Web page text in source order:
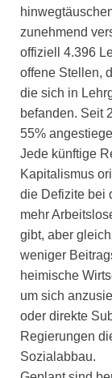
zunehmend
offiziell 4.396
offene Stellen,
die sich in
befanden. Seit
55%
Jede künftige
Kapitalismus
die Defizite bei
mehr
gibt, aber
weniger
heimische
um sich
oder direkte
Regierungen
Sozialabbau.